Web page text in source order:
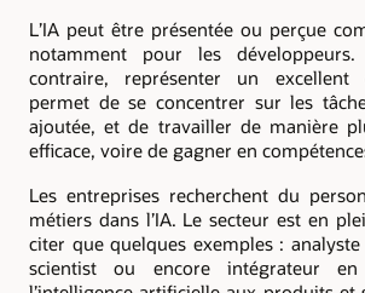
L’IA peut être présentée ou perçue
notamment pour les
contraire, représenter un excellent
permet de se concentrer sur les
ajoutée, et de travailler de manière
efficace, voire de gagner en
Les entreprises recherchent du
métiers dans l’IA. Le secteur est en
citer que quelques exemples :
scientist ou encore intégrateur